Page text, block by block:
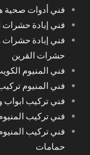
فني أدوات صحية
فني إبادة
فني إبادة
حشرات القرين
فني المنيوم الكويت
فني المنيوم
فني تركيب ابواب
فني تركيب
فني تركيب
حمامات